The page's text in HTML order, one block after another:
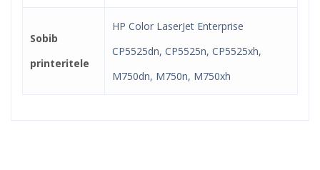
Sobib
printeritele
HP Color LaserJet Enterprise
CP5525dn, CP5525n, CP5525xh,
M750dn, M750n, M750xh